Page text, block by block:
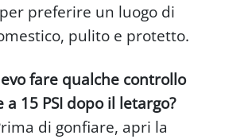
preferire un luogo di
pulito e protetto.
fare qualche controllo
15 PSI dopo il letargo?
di gonfiare, apri la